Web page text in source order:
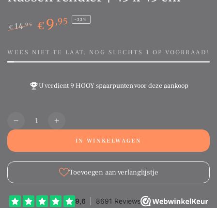
€ 14,95 € 9,95 –33%
WEES NIET TE LAAT, NOG SLECHTS 1 OP VOORRAAD!
U verdient 9 HOOY spaarpuntenvoor deze aankoop
Aantal
Translation
nl.products.product.quantity.decrease
Translation
nl.products.product.quantity.increase
IN WINKELWAGEN
Toevoegen aan verlanglijstje